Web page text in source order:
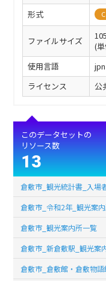
形式
ファイルサイズ
(
使用言語
ライセンス
公
このデータセットの
リソース数
13
倉敷市_観光統計書_入場
倉敷市_令和2年_観光案
倉敷市_観光案内所一覧
倉敷市_新倉敷駅_観光案
倉敷市_倉敷館・倉敷物